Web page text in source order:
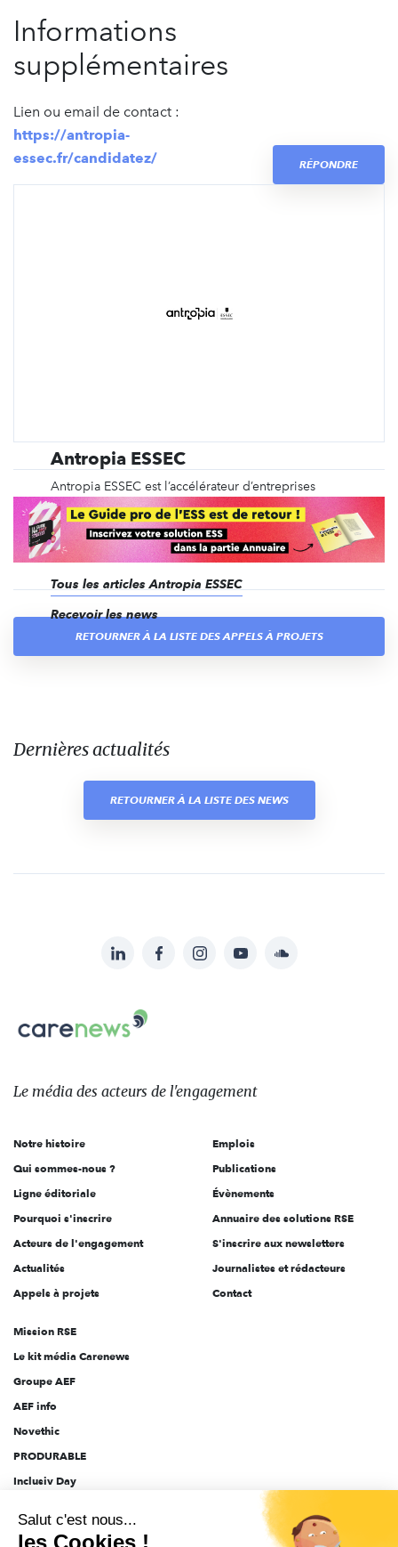
Informations
supplémentaires
Lien ou email de contact :
https://antropia-
essec.fr/candidatez/
RÉPONDRE
Antropia ESSEC
Antropia ESSEC est l’accélérateur d’entreprises
sociales de l’ESSEC. Sa mission est de soutenir, par
un accompagnement de haut niveau, l’amorçage et
le changement d’échelle d’entreprises pérennes et à
fort impact social ou environnemental.
Tous les articles Antropia ESSEC
Recevoir les news
RETOURNER À LA LISTE DES APPELS À PROJETS
Dernières actualités
RETOURNER À LA LISTE DES NEWS
sur:
LinkedInFacebookInstagramYouTubeSoundcloud
Carenews,
Le
des
l'engagement
Le média des acteurs de l'engagement
Notre histoire
Qui sommes-nous ?
Ligne éditoriale
Pourquoi s'inscrire
Acteurs de l'engagement
Actualités
Appels à projets
Emplois
Publications
Évènements
Annuaire des solutions RSE
S'inscrire aux newsletters
Journalistes et rédacteurs
Contact
Mission RSE
Le kit média Carenews
Groupe AEF
AEF info
Novethic
PRODURABLE
Inclusiv Day
Salut c'est nous...
les Cookies !